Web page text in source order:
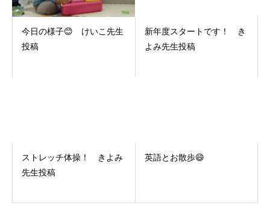
今日の様子😊 けいこ先生
投稿
新年度スタートです！ き
よみ先生投稿
ストレッチ体操！ きよみ
先生投稿
英語とお散歩😄